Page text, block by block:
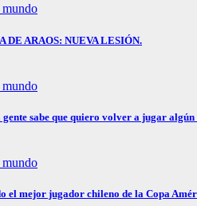
DE ARAOS: NUEVA LESIÓN.
sabe que quiero volver a jugar algún
el mejor jugador chileno de la Copa